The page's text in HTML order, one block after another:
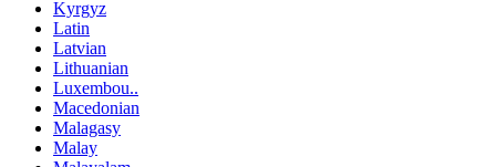
Kyrgyz
Latin
Latvian
Lithuanian
Luxembou..
Macedonian
Malagasy
Malay